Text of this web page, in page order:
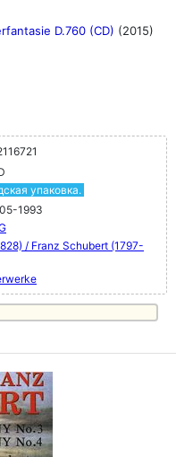
D.760 (CD) (2015)
упаковка.
1993
/ Franz Schubert (1797-